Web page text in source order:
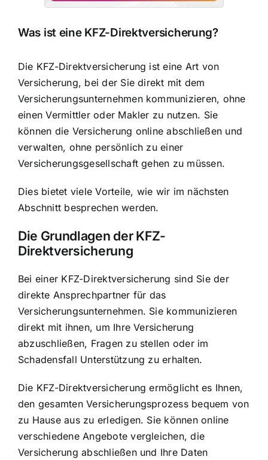
Was ist eine KFZ-Direktversicherung?
Die KFZ-Direktversicherung ist eine Art von
Versicherung, bei der Sie direkt mit dem
Versicherungsunternehmen kommunizieren, ohne
einen Vermittler oder Makler zu nutzen. Sie
können die Versicherung online abschließen und
verwalten, ohne persönlich zu einer
Versicherungsgesellschaft gehen zu müssen.
Dies bietet viele Vorteile, wie wir im nächsten
Abschnitt besprechen werden.
Die Grundlagen der KFZ-
Direktversicherung
Bei einer KFZ-Direktversicherung sind Sie der
direkte Ansprechpartner für das
Versicherungsunternehmen. Sie kommunizieren
direkt mit ihnen, um Ihre Versicherung
abzuschließen, Fragen zu stellen oder im
Schadensfall Unterstützung zu erhalten.
Die KFZ-Direktversicherung ermöglicht es Ihnen,
den gesamten Versicherungsprozess bequem von
zu Hause aus zu erledigen. Sie können online
verschiedene Angebote vergleichen, die
Versicherung abschließen und Ihre Daten